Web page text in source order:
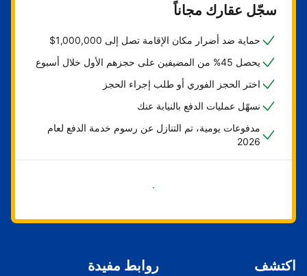
سجّل عقارك مجاناً
حماية ضد أضرار مكان الإقامة تصل إلى 1,000,000$
يحصل 45% من المضيفين على حجزهم الأول خلال أسبوع
اختر الحجز الفوري أو طلب إجراء الحجز
نسهّل عمليات الدفع بالنيابة عنك
مدفوعات يومية، تم التنازل عن رسوم خدمة الدفع لعام
2026
ابدأ الآن
اكتشف روابط مفيدة